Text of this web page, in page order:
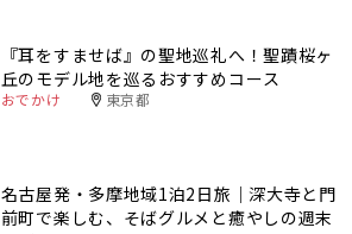
『耳をすませば』の聖地巡礼へ！聖蹟桜ヶ
丘のモデル地を巡るおすすめコース
おでかけ 東京都
名古屋発・多摩地域1泊2日旅｜深大寺と門
前町で楽しむ、そばグルメと癒やしの週末